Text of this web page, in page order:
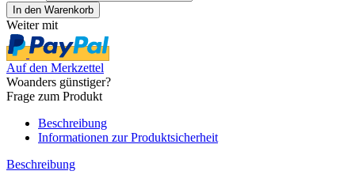
Weiter mit
Auf den Merkzettel
Woanders günstiger?
Frage zum Produkt
Beschreibung
Informationen zur Produktsicherheit
Beschreibung